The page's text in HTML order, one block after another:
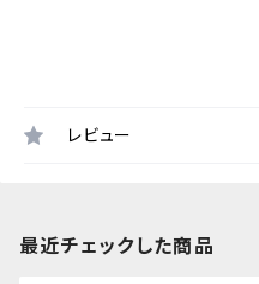
レビュー
最近チェックした商品